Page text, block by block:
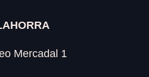
Mercadal 1